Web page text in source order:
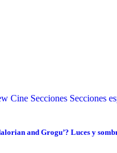
Cine Secciones Secciones
and Grogu’? Luces y